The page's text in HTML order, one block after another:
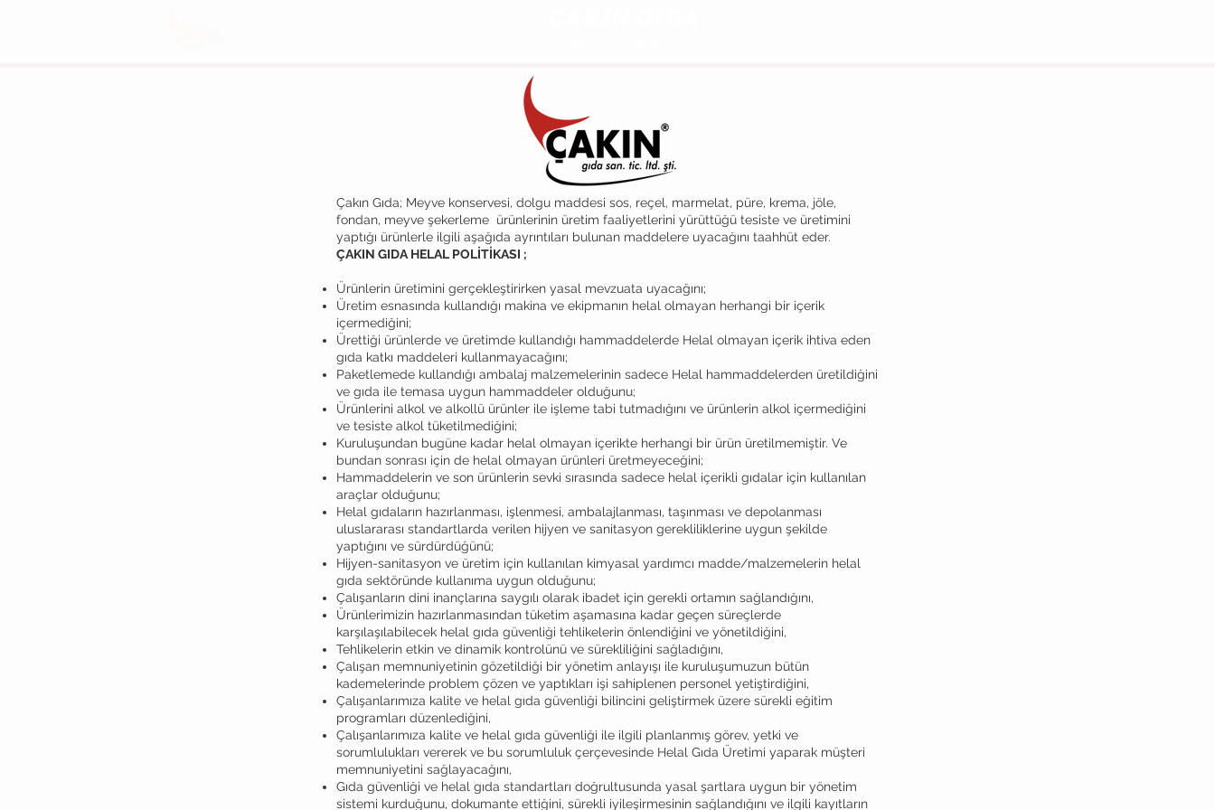
Çakın Gıda; Meyve konservesi, dolgu maddesi sos, reçel, marmelat, püre, krema, jöle,
fondan, meyve şekerleme ürünlerinin üretim faaliyetlerini yürüttüğü tesiste ve üretimini
yaptığı ürünlerle ilgili aşağıda ayrıntıları bulunan maddelere uyacağını taahhüt eder.
ÇAKIN GIDA HELAL POLİTİKASI ;
Ürünlerin üretimini gerçekleştirirken yasal mevzuata uyacağını;
Üretim esnasında kullandığı makina ve ekipmanın helal olmayan herhangi bir içerik
içermediğini;
Ürettiği ürünlerde ve üretimde kullandığı hammaddelerde Helal olmayan içerik ihtiva eden
gıda katkı maddeleri kullanmayacağını;
Paketlemede kullandığı ambalaj malzemelerinin sadece Helal hammaddelerden üretildiğini
ve gıda ile temasa uygun hammaddeler olduğunu;
Ürünlerini alkol ve alkollü ürünler ile işleme tabi tutmadığını ve ürünlerin alkol içermediğini
ve tesiste alkol tüketilmediğini;
Kuruluşundan bugüne kadar helal olmayan içerikte herhangi bir ürün üretilmemiştir. Ve
bundan sonrası için de helal olmayan ürünleri üretmeyeceğini;
Hammaddelerin ve son ürünlerin sevki sırasında sadece helal içerikli gıdalar için kullanılan
araçlar olduğunu;
Helal gıdaların hazırlanması, işlenmesi, ambalajlanması, taşınması ve depolanması
uluslararası standartlarda verilen hijyen ve sanitasyon gerekliliklerine uygun şekilde
yaptığını ve sürdürdüğünü;
Hijyen-sanitasyon ve üretim için kullanılan kimyasal yardımcı madde/malzemelerin helal
gıda sektöründe kullanıma uygun olduğunu;
Çalışanların dini inançlarına saygılı olarak ibadet için gerekli ortamın sağlandığını,
Ürünlerimizin hazırlanmasından tüketim aşamasına kadar geçen süreçlerde
karşılaşılabilecek helal gıda güvenliği tehlikelerin önlendiğini ve yönetildiğini,
Tehlikelerin etkin ve dinamik kontrolünü ve sürekliliğini sağladığını,
Çalışan memnuniyetinin gözetildiği bir yönetim anlayışı ile kuruluşumuzun bütün
kademelerinde problem çözen ve yaptıkları işi sahiplenen personel yetiştirdiğini,
Çalışanlarımıza kalite ve helal gıda güvenliği bilincini geliştirmek üzere sürekli eğitim
programları düzenlediğini,
Çalışanlarımıza kalite ve helal gıda güvenliği ile ilgili planlanmış görev, yetki ve
sorumlulukları vererek ve bu sorumluluk çerçevesinde Helal Gıda Üretimi yaparak müşteri
memnuniyetini sağlayacağını,
Gıda güvenliği ve helal gıda standartları doğrultusunda yasal şartlara uygun bir yönetim
sistemi kurduğunu, dokumante ettiğini, sürekli iyileşirmesinin sağlandığını ve ilgili kayıtların